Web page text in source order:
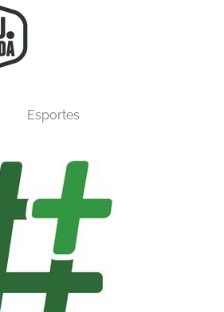
Esportes